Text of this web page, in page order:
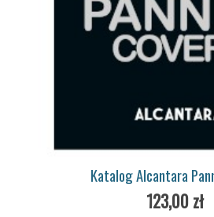
Katalog Alcantara
123,00 zł